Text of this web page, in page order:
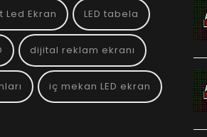
Led Ekran LED tabela
dijital reklam ekranı
iç mekan LED ekran